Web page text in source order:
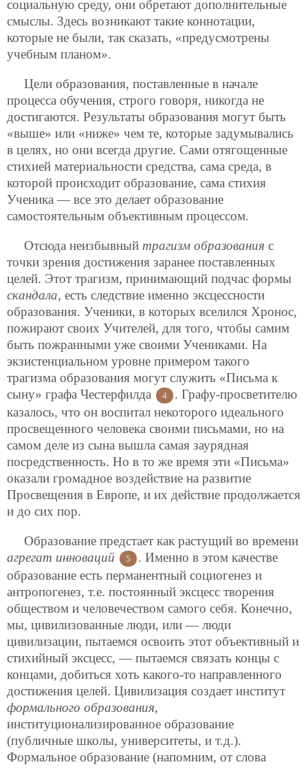
социальную среду, они обретают дополнительные
смыслы. Здесь возникают такие коннотации,
которые не были, так сказать, «предусмотрены
учебным планом».
Цели образования, поставленные в начале
процесса обучения, строго говоря, никогда не
достигаются. Результаты образования могут быть
«выше» или «ниже» чем те, которые задумывались
в целях, но они всегда другие. Сами отягощенные
стихией материальности средства, сама среда, в
которой происходит образование, сама стихия
Ученика — все это делает образование
самостоятельным объективным процессом.
Отсюда неизбывный трагизм образования с
точки зрения достижения заранее поставленных
целей. Этот трагизм, принимающий подчас формы
скандала, есть следствие именно эксцессности
образования. Ученики, в которых вселился Хронос,
пожирают своих Учителей, для того, чтобы самим
быть пожранными уже своими Учениками. На
экзистенциальном уровне примером такого
трагизма образования могут служить «Письма к
сыну» графа Честерфилда
4
. Графу-просветителю
казалось, что он воспитал некоторого идеального
просвещенного человека своими письмами, но на
самом деле из сына вышла самая заурядная
посредственность. Но в то же время эти «Письма»
оказали громадное воздействие на развитие
Просвещения в Европе, и их действие продолжается
и до сих пор.
Образование предстает как растущий во времени
агрегат инноваций
5
. Именно в этом качестве
образование есть перманентный социогенез и
антропогенез, т.е. постоянный эксцесс творения
обществом и человечеством самого себя. Конечно,
мы, цивилизованные люди, или — люди
цивилизации, пытаемся освоить этот объективный и
стихийный эксцесс, — пытаемся связать концы с
концами, добиться хоть какого-то направленного
достижения целей. Цивилизация создает институт
формального образования,
институционализированное образование
(публичные школы, университеты, и т.д.).
Формальное образование (напомним, от слова